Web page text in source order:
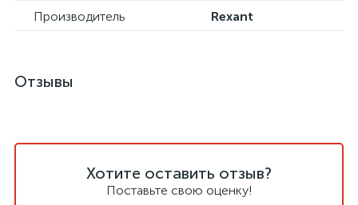
Производитель
Rexant
Отзывы
Хотите оставить отзыв?
Поставьте свою оценку!